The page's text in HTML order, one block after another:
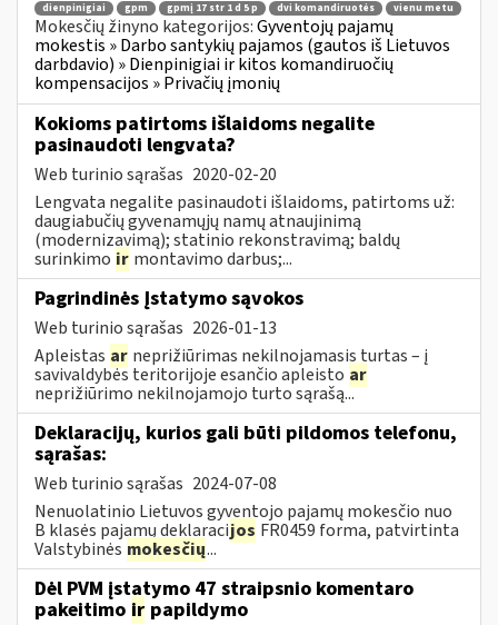
dienpinigiai gpm gpmį 17 str 1 d 5 p dvi komandiruotės vienu metu
Mokesčių žinyno kategorijos:Gyventojų pajamų
mokestis » Darbo santykių pajamos (gautos iš Lietuvos
darbdavio) » Dienpinigiai ir kitos komandiruočių
kompensacijos » Privačių įmonių
Kokioms patirtoms išlaidoms negalite
pasinaudoti lengvata?
Web turinio sąrašas 2020-02-20
Lengvata negalite pasinaudoti išlaidoms, patirtoms už:
daugiabučių gyvenamųjų namų atnaujinimą
(modernizavimą); statinio rekonstravimą; baldų
surinkimo ir montavimo darbus;...
Pagrindinės Įstatymo sąvokos
Web turinio sąrašas 2026-01-13
Apleistas ar neprižiūrimas nekilnojamasis turtas – į
savivaldybės teritorijoje esančio apleisto ar
neprižiūrimo nekilnojamojo turto sąrašą...
Deklaracijų, kurios gali būti pildomos telefonu,
sąrašas:
Web turinio sąrašas 2024-07-08
Nenuolatinio Lietuvos gyventojo pajamų mokesčio nuo
B klasės pajamų deklaracijos FR0459 forma, patvirtinta
Valstybinės mokesčių...
Dėl PVM įstatymo 47 straipsnio komentaro
pakeitimo ir papildymo